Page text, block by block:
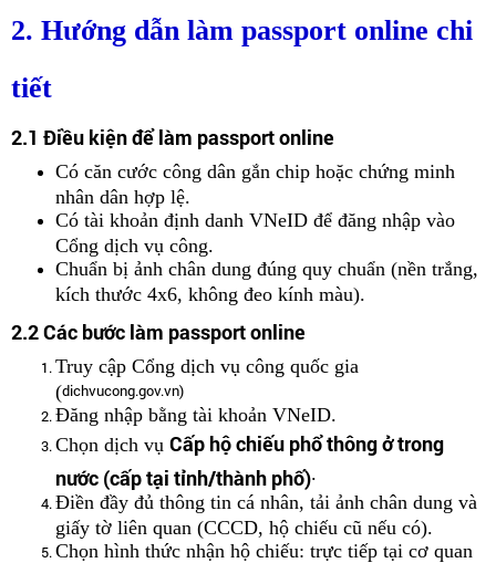
2. Hướng dẫn làm passport online chi
tiết
2.1 Điều kiện để làm passport online
Có căn cước công dân gắn chip hoặc chứng minh
nhân dân hợp lệ.
Có tài khoản định danh VNeID để đăng nhập vào
Cổng dịch vụ công.
Chuẩn bị ảnh chân dung đúng quy chuẩn (nền trắng,
kích thước 4x6, không đeo kính màu).
2.2 Các bước làm passport online
Truy cập Cổng dịch vụ công quốc gia
(dichvucong.gov.vn)
Đăng nhập bằng tài khoản VNeID.
Chọn dịch vụ Cấp hộ chiếu phổ thông ở trong
nước (cấp tại tỉnh/thành phố).
Điền đầy đủ thông tin cá nhân, tải ảnh chân dung và
giấy tờ liên quan (CCCD, hộ chiếu cũ nếu có).
Chọn hình thức nhận hộ chiếu: trực tiếp tại cơ quan